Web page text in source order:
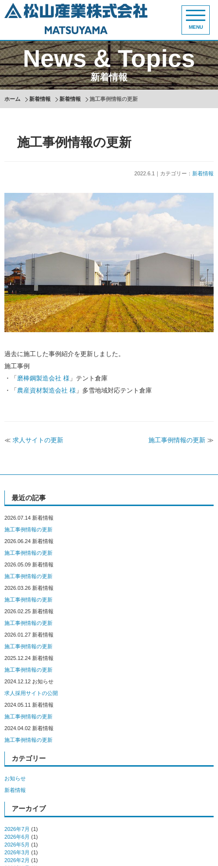
MENU
News & Topics
新着情報
ホーム 新着情報 新着情報 施工事例情報の更新
最近の記事
2026.07.14 新着情報
施工事例情報の更新
2026.06.24 新着情報
施工事例情報の更新
2026.05.09 新着情報
施工事例情報の更新
2026.03.26 新着情報
施工事例情報の更新
2026.02.25 新着情報
施工事例情報の更新
2026.01.27 新着情報
施工事例情報の更新
2025.12.24 新着情報
施工事例情報の更新
2024.12.12 お知らせ
求人採用サイトの公開
2024.05.11 新着情報
施工事例情報の更新
2024.04.02 新着情報
施工事例情報の更新
カテゴリー
お知らせ
新着情報
アーカイブ
2026年7月 (1)
2026年6月 (1)
2026年5月 (1)
2026年3月 (1)
2026年2月 (1)
施工事例情報の更新
2022.6.1｜カテゴリー： 新着情報
過去に施工した事例紹介を更新しました。
施工事例
・「 磨棒鋼製造会社 様 」テント倉庫
・「 農産資材製造会社 様 」多雪地域対応テント倉庫
≪ 求人サイトの更新 施工事例情報の更新 ≫